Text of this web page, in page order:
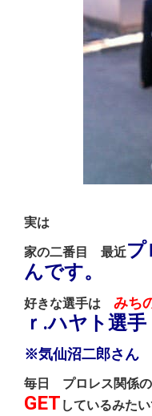
実は
家の二番目 最近プ
んです。
好きな選手は みち
ｒ.ハヤト選手
※気仙沼二郎さん
毎日 プロレス関係の
GET しているみたい